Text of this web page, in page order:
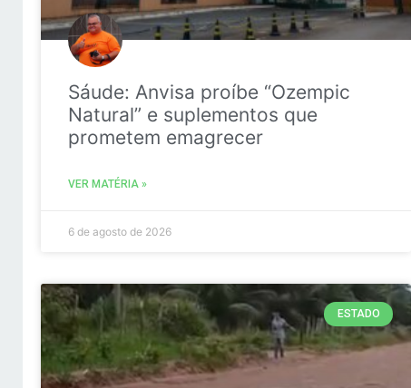
Sáude: Anvisa proíbe “Ozempic
Natural” e suplementos que
prometem emagrecer
VER MATÉRIA »
6 de agosto de 2026
ESTADO